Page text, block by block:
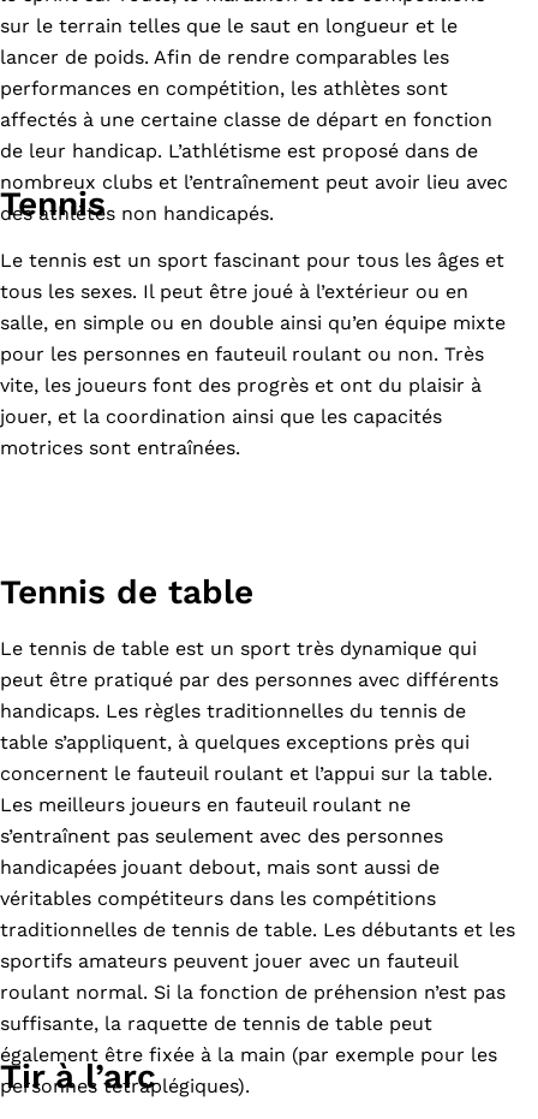
sur le terrain telles que le saut en longueur et le
lancer de poids. Afin de rendre comparables les
performances en compétition, les athlètes sont
affectés à une certaine classe de départ en fonction
de leur handicap. L’athlétisme est proposé dans de
nombreux clubs et l’entraînement peut avoir lieu avec
des athlètes non handicapés.
Tennis
Le tennis est un sport fascinant pour tous les âges et
tous les sexes. Il peut être joué à l’extérieur ou en
salle, en simple ou en double ainsi qu’en équipe mixte
pour les personnes en fauteuil roulant ou non. Très
vite, les joueurs font des progrès et ont du plaisir à
jouer, et la coordination ainsi que les capacités
motrices sont entraînées.
Tennis de table
Le tennis de table est un sport très dynamique qui
peut être pratiqué par des personnes avec différents
handicaps. Les règles traditionnelles du tennis de
table s’appliquent, à quelques exceptions près qui
concernent le fauteuil roulant et l’appui sur la table.
Les meilleurs joueurs en fauteuil roulant ne
s’entraînent pas seulement avec des personnes
handicapées jouant debout, mais sont aussi de
véritables compétiteurs dans les compétitions
traditionnelles de tennis de table. Les débutants et les
sportifs amateurs peuvent jouer avec un fauteuil
roulant normal. Si la fonction de préhension n’est pas
suffisante, la raquette de tennis de table peut
également être fixée à la main (par exemple pour les
personnes tétraplégiques).
Tir à l’arc